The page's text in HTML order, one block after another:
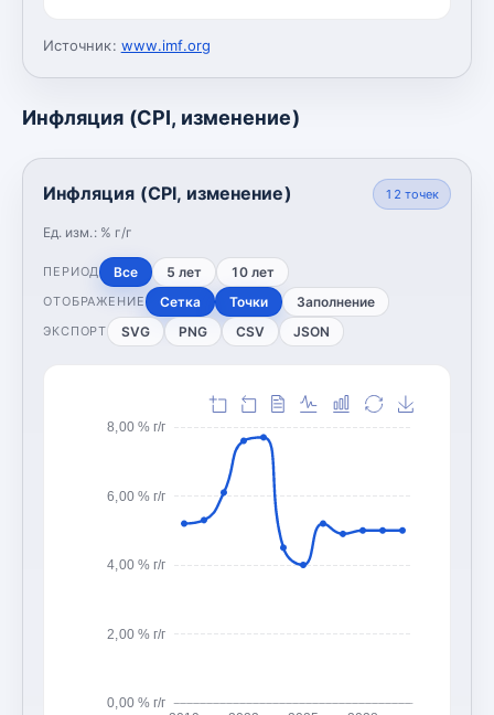
Источник: www.imf.org
Инфляция (CPI, изменение)
Инфляция (CPI, изменение)
Ед. изм.: % г/г
12 точек
ПЕРИОД Все 5 лет 10 лет
ОТОБРАЖЕНИЕ Сетка Точки Заполнение
ЭКСПОРТ SVG PNG CSV JSON
0,00 % г/г
2,00 % г/г
4,00 % г/г
6,00 % г/г
8,00 % г/г